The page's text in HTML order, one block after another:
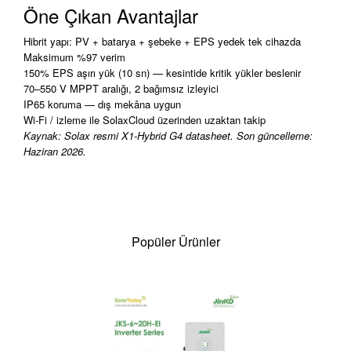
Öne Çıkan Avantajlar
Hibrit yapı: PV + batarya + şebeke + EPS yedek tek cihazda
Maksimum %97 verim
150% EPS aşırı yük (10 sn) — kesintide kritik yükler beslenir
70–550 V MPPT aralığı, 2 bağımsız izleyici
IP65 koruma — dış mekâna uygun
Wi-Fi / izleme ile SolaxCloud üzerinden uzaktan takip
Kaynak: Solax resmi X1-Hybrid G4 datasheet. Son güncelleme:
Haziran 2026.
Popüler Ürünler